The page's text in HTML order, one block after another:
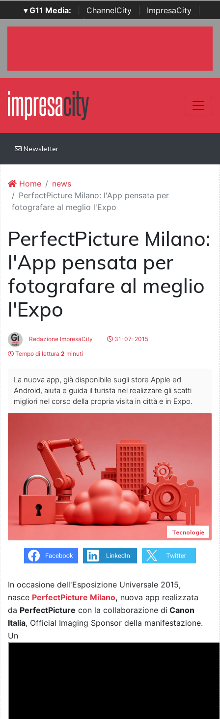
▾ G11 Media: ChannelCity ImpresaCity
SecurityOpenLab | Italian Channel Awards | Italian
Newsletter
Home
news
PerfectPicture Milano: l'App pensata per
fotografare al meglio l'Expo
PerfectPicture Milano:
l'App pensata per
fotografare al meglio
l'Expo
Redazione ImpresaCity
31-07-2015
Tempo di lettura 2 minuti
La nuova app, già disponibile sugli store Apple ed
Android, aiuta e guida il turista nel realizzare gli scatti
migliori nel corso della propria visita in città e in Expo.
Tecnologie
In occasione dell'Esposizione Universale 2015,
nasce PerfectPicture Milano, nuova app realizzata
da PerfectPicture con la collaborazione di Canon
Italia, Official Imaging Sponsor della manifestazione.
Un